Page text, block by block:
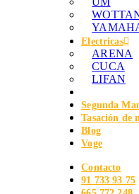
Electricas
ARENA
CUCA
LIFAN
Segunda
Tasación de
Blog
Voge
Contacto
91 733 93 75